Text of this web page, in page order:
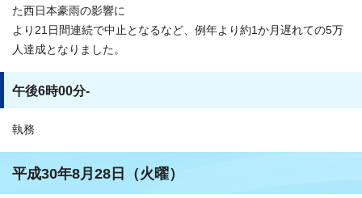
た西日本豪雨の影響に
より21日間連続で中止となるなど、例年より約1か月遅れての5万
人達成となりました。
午後6時00分-
執務
平成30年8月28日（火曜）